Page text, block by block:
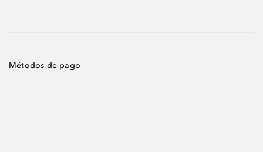
Métodos de pago